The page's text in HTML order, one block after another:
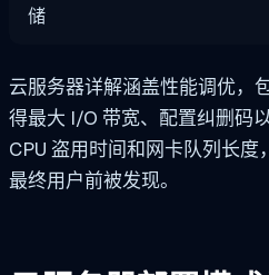
储
云服务器详解涵盖性能调优，
得最大 I/O 带宽、配置纠删码
CPU 盗用时间和网卡队列长
最终用户前被发现。